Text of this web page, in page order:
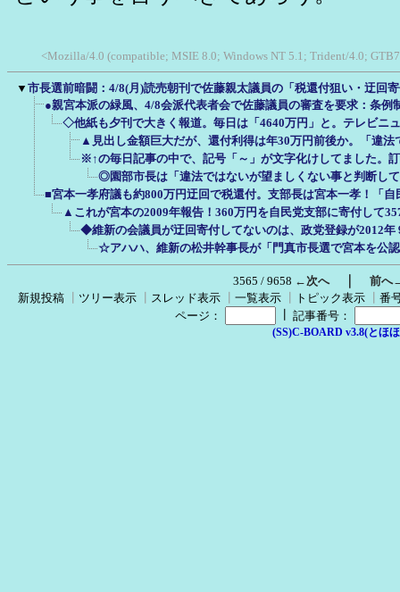
<Mozilla/4.0 (compatible; MSIE 8.0; Windows NT 5.1; Trident/4.0;
▼ 市長選前暗闘：4/8(月)読売朝刊で佐藤親太議員の「税還付狙い・迂回
●親宮本派の緑風、4/8会派代表者会で佐藤議員の審査を要求：条例
◇他紙も夕刊で大きく報道。毎日は「4640万円」と。テレビニ
▲見出し金額巨大だが、還付利得は年30万円前後か。「違法
※↑の毎日記事の中で、記号「～」が文字化けしてました。
◎園部市長は「違法ではないが望ましくない事と判断し
■宮本一孝府議も約800万円迂回で税還付。支部長は宮本一孝！「自
▲これが宮本の2009年報告！360万円を自民党支部に寄付して
◆維新の会議員が迂回寄付してないのは、政党登録が2012年
☆アハハ、維新の松井幹事長が「門真市長選で宮本を公
3565 / 9658 ←次へ｜ 前へ
新規投稿
ツリー表示 スレッド表示 一覧表示 トピック表示
番
ページ：
記事番号：
(SS)C-BOARD v3.8(とほ